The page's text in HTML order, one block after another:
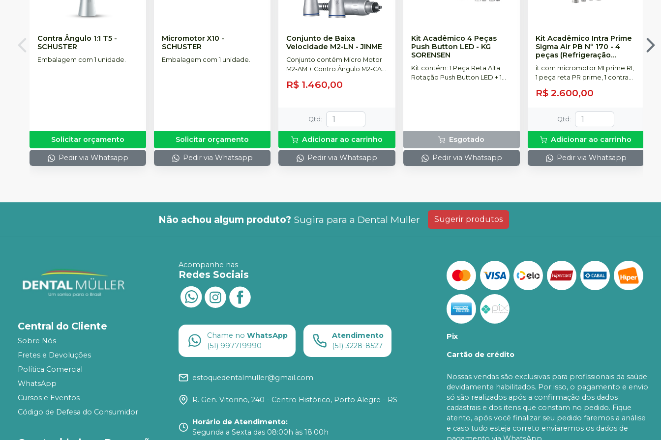
Contra Ângulo 1:1 T5 -
SCHUSTER
Embalagem com 1 unidade.
Solicitar orçamento
Pedir via Whatsapp
Micromotor X10 -
SCHUSTER
Embalagem com 1 unidade.
Solicitar orçamento
Pedir via Whatsapp
Conjunto de Baixa
Velocidade M2-LN -JINME
Conjunto contém Micro Motor
M2-AM + Contro Ângulo M2-CA +
R$ 1.460,00
Qtd :
Adicionar ao carrinho
Pedir via Whatsapp
Kit Acadêmico 4 Peças
Push Button LED- KG
SORENSEN
Kit contém: 1 Peça Reta Alta
Rotação Push Button LED + 1
Esgotado
Pedir via Whatsapp
Kit Acadêmico Intra Prime
Sigma Air PB Nº 170 - 4
peças (Refrigeração
it com micromotor MI prime RI,
1 peça reta PR prime, 1 contra
rotação sigma Air 3S PB, 1
R$ 2.600,00
Qtd :
Adicionar ao carrinho
Pedir via Whatsapp
Não achou algum produto? Sugira para a Dental Muller Sugerir produtos
Central do Cliente
Sobre Nós
Fretes e Devoluções
Política Comercial
WhatsApp
Cursos e Eventos
Código de Defesa do Consumidor
Acompanhe nas
Redes Sociais
Chame no WhatsApp
(51) 997719990
Atendimento
(51) 3228-8527
estoquedentalmuller@gmail.com
R. Gen. Vitorino, 240 - Centro Histórico, Porto Alegre - RS
Horário de Atendimento:
Segunda a Sexta das 08:00h às 18:00h
Pix
Cartão de crédito
Nossas vendas são exclusivas para profissionais da saúde
devidamente habilitados. Por isso, o pagamento e envio
só são realizados após a confirmação dos dados
cadastrais e dos itens que constam no pedido. Fique
atento, após você finalizar seu pedido faremos a análise
e caso tudo esteja correto enviaremos os dados de